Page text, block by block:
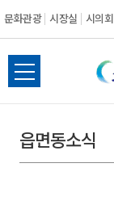
문화관광 시장실 시의회
전
체
뉴
열
읍면동소식